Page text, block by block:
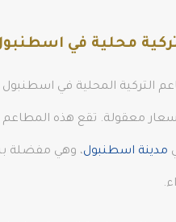
محلية في
التركية المحلية في اسطنبول
معقولة. تقع هذه
مدينة اسطنبول، وهي مفضلة